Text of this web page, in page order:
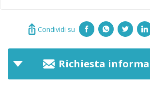
Condividi su
Richiesta